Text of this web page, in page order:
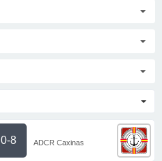
0-8 ADCR Caxinas